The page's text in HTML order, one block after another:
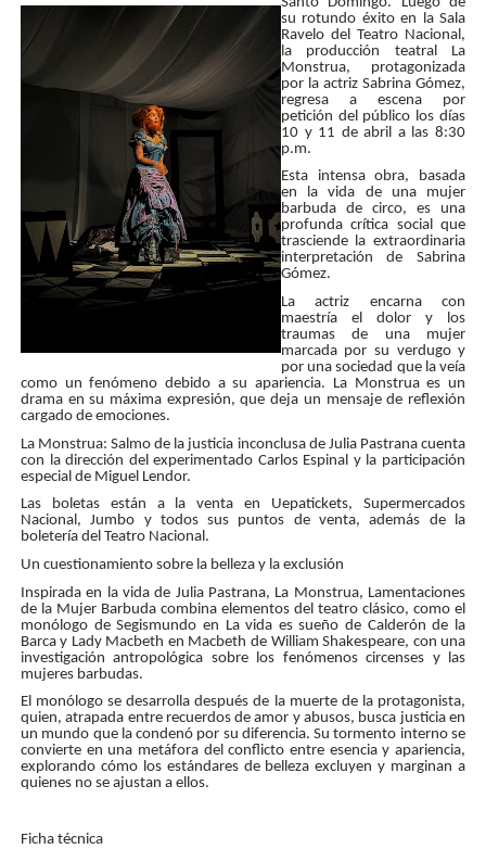
su rotundo éxito en la Sala
Ravelo del Teatro Nacional,
la producción teatral La
Monstrua, protagonizada
por la actriz Sabrina Gómez,
regresa a escena por
petición del público los días
10 y 11 de abril a las 8:30
p.m.
Esta intensa obra, basada
en la vida de una mujer
barbuda de circo, es una
profunda crítica social que
trasciende la extraordinaria
interpretación de Sabrina
Gómez.
La actriz encarna con
maestría el dolor y los
traumas de una mujer
marcada por su verdugo y
por una sociedad que la veía
como un fenómeno debido a su apariencia. La Monstrua es un
drama en su máxima expresión, que deja un mensaje de reflexión
cargado de emociones.
La Monstrua: Salmo de la justicia inconclusa de Julia Pastrana cuenta
con la dirección del experimentado Carlos Espinal y la participación
especial de Miguel Lendor.
Las boletas están a la venta en Uepatickets, Supermercados
Nacional, Jumbo y todos sus puntos de venta, además de la
boletería del Teatro Nacional.
Un cuestionamiento sobre la belleza y la exclusión
Inspirada en la vida de Julia Pastrana, La Monstrua, Lamentaciones
de la Mujer Barbuda combina elementos del teatro clásico, como el
monólogo de Segismundo en La vida es sueño de Calderón de la
Barca y Lady Macbeth en Macbeth de William Shakespeare, con una
investigación antropológica sobre los fenómenos circenses y las
mujeres barbudas.
El monólogo se desarrolla después de la muerte de la protagonista,
quien, atrapada entre recuerdos de amor y abusos, busca justicia en
un mundo que la condenó por su diferencia. Su tormento interno se
convierte en una metáfora del conflicto entre esencia y apariencia,
explorando cómo los estándares de belleza excluyen y marginan a
quienes no se ajustan a ellos.
Ficha técnica